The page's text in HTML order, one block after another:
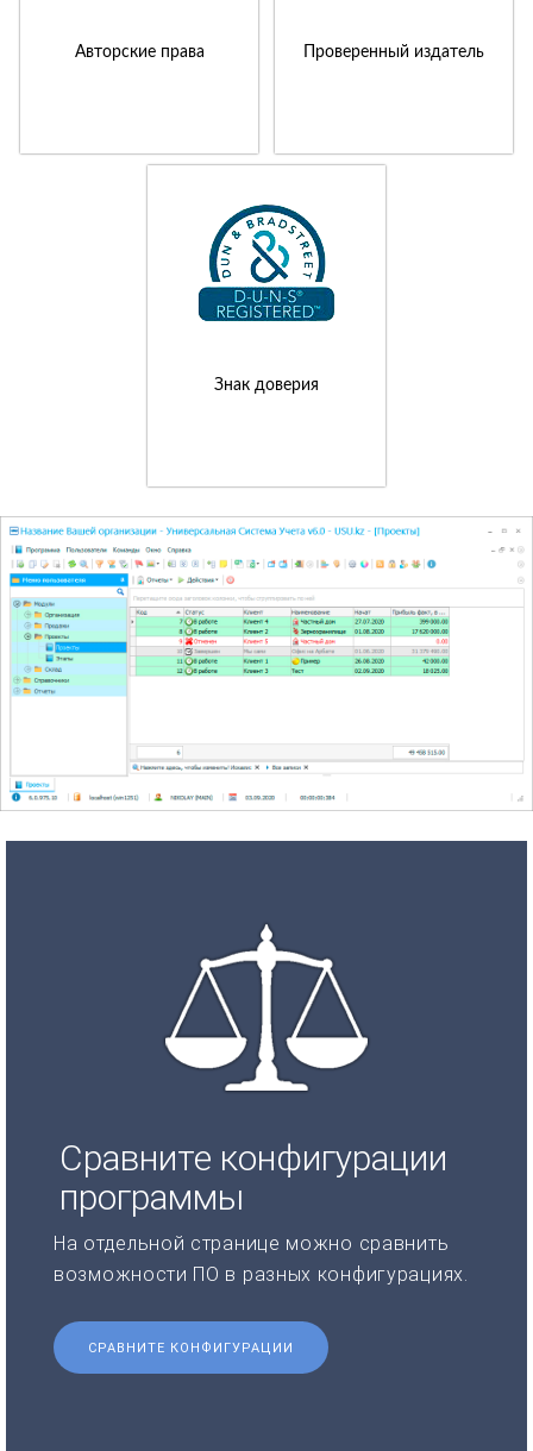
Авторские права Проверенный издатель
Знак доверия
Сравните конфигурации
программы
На отдельной странице можно сравнить
возможности ПО в разных конфигурациях.
СРАВНИТЕ КОНФИГУРАЦИИ